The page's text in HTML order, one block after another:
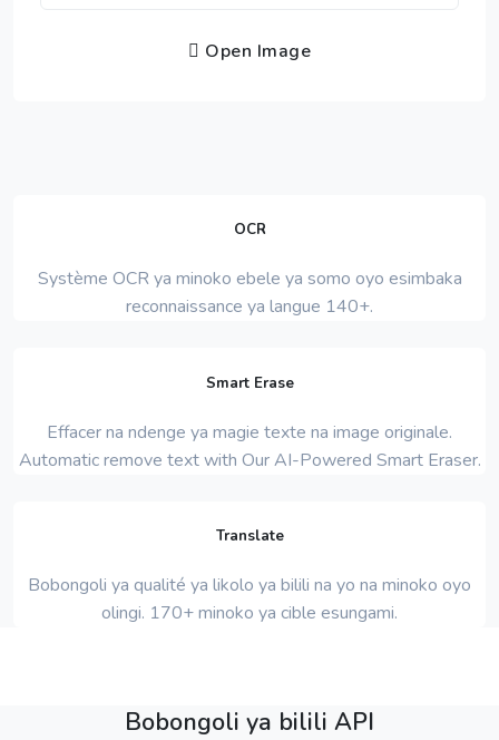
Open Image
OCR
Système OCR ya minoko ebele ya somo oyo esimbaka
reconnaissance ya langue 140+.
Smart Erase
Effacer na ndenge ya magie texte na image originale.
Automatic remove text with Our AI-Powered Smart Eraser.
Translate
Bobongoli ya qualité ya likolo ya bilili na yo na minoko oyo
olingi. 170+ minoko ya cible esungami.
Bobongoli ya bilili API